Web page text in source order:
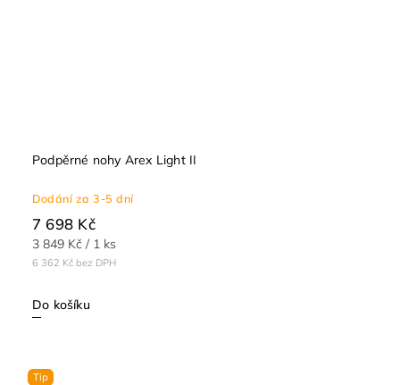
Podpěrné nohy Arex Light II
Dodání za 3-5 dní
6 362 Kč bez DPH
7 698 Kč
3 849 Kč / 1 ks
Do košíku
Tip